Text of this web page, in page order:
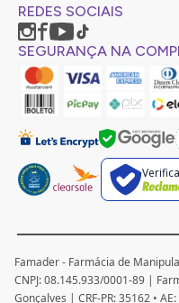
REDES SOCIAIS
SEGURANÇA NA
Famader - Farmácia de
CNPJ: 08.145.933/0001-89 |
Gonçalves | CRF-PR: 35162 •